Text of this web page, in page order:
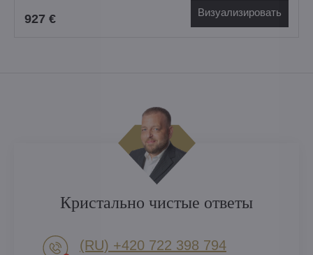
927 € Визуализировать
Кристально чистые ответы
(RU) +420 722 398 794​